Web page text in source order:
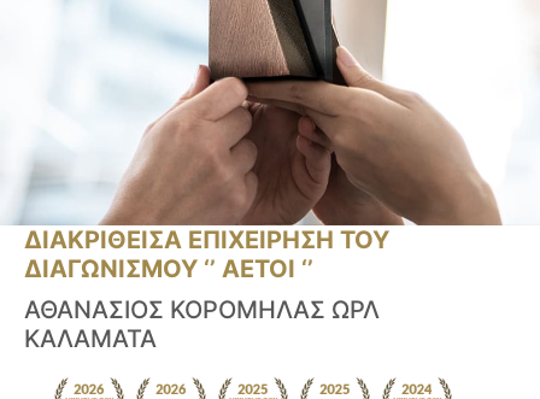
ΔΙΑΚΡΙΘΕΙΣΑ ΕΠΙΧΕΙΡΗΣΗ ΤΟΥ
ΔΙΑΓΩΝΙΣΜΟΥ ‘’ ΑΕΤΟΙ ‘’
ΑΘΑΝΑΣΙΟΣ ΚΟΡΟΜΗΛΑΣ ΩΡΛ
ΚΑΛΑΜΑΤΑ